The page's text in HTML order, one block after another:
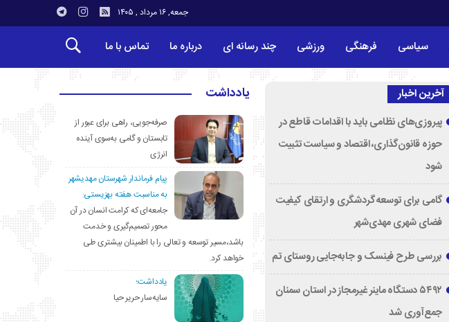
جمعه, ۱۶ مرداد , ۱۴۰۵
سیاسی فرهنگی ورزشی چند رسانه ای درباره ما تماس با ما
آخرین اخبار
پیروزی‌های نظامی باید با اقدامات قاطع در
حوزه قانون‌گذاری، اقتصاد و سیاست تثبیت
شود
گامی برای توسعه گردشگری و ارتقای کیفیت
فضای شهری مهدی‌شهر
بررسی طرح فینسک و جابه‌جایی روستای تم
۵۴۹۲ دستگاه ماینر غیرمجاز در استان سمنان
جمع‌آوری شد
یادداشت
صرفه‌جویی، راهی برای عبور از
تابستان و گامی به‌سوی آینده
انرژی
پیام فرماندار شهرستان مهدیشهر
به مناسبت هفته بهزیستی:
جامعه‌ای که کرامت انسان در آن
محور تصمیم‌گیری و خدمت
باشد،مسیر توسعه و تعالی را با اطمینان بیشتری طی
خواهد کرد.
یادداشت؛
سایه‌سار حریر حیا